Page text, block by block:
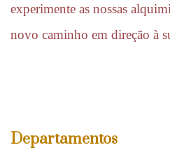
experimente as nossas
novo caminho em direção à
Departamentos